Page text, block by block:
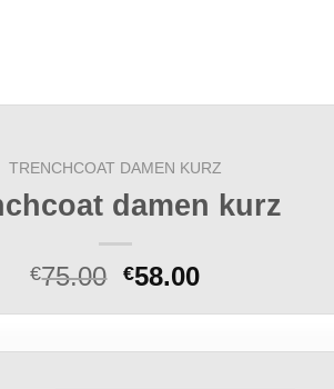
TRENCHCOAT DAMEN KURZ
damen kurz
€75.00 €58.00